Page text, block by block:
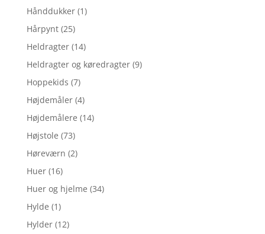
Hånddukker (1)
Hårpynt (25)
Heldragter (14)
Heldragter og køredragter (9)
Hoppekids (7)
Højdemåler (4)
Højdemålere (14)
Højstole (73)
Høreværn (2)
Huer (16)
Huer og hjelme (34)
Hylde (1)
Hylder (12)